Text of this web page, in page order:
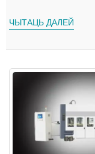
ЧЫТАЦЬ ДАЛЕЙ